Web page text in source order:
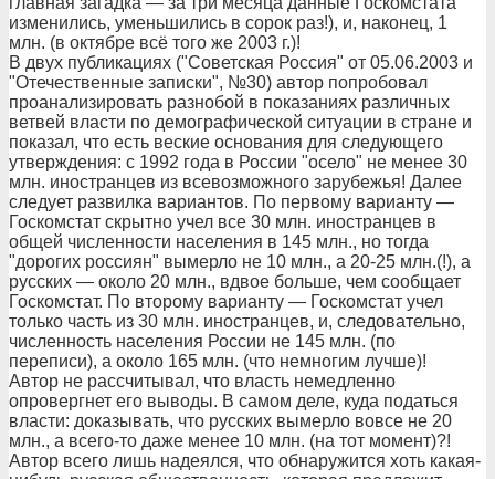
изменились, уменьшились в сорок раз!), и, наконец, 1
млн. (в октябре всё того же 2003 г.)!
В двух публикациях ("Советская Россия" от 05.06.2003 и
"Отечественные записки", №30) автор попробовал
проанализировать разнобой в показаниях различных
ветвей власти по демографической ситуации в стране и
показал, что есть веские основания для следующего
утверждения: с 1992 года в России "осело" не менее 30
млн. иностранцев из всевозможного зарубежья! Далее
следует развилка вариантов. По первому варианту —
Госкомстат скрытно учел все 30 млн. иностранцев в
общей численности населения в 145 млн., но тогда
"дорогих россиян" вымерло не 10 млн., а 20-25 млн.(!), а
русских — около 20 млн., вдвое больше, чем сообщает
Госкомстат. По второму варианту — Госкомстат учел
только часть из 30 млн. иностранцев, и, следовательно,
численность населения России не 145 млн. (по
переписи), а около 165 млн. (что немногим лучше)!
Автор не рассчитывал, что власть немедленно
опровергнет его выводы. В самом деле, куда податься
власти: доказывать, что русских вымерло вовсе не 20
млн., а всего-то даже менее 10 млн. (на тот момент)?!
Автор всего лишь надеялся, что обнаружится хоть какая-